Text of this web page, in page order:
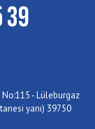
39
- Lüleburgaz
yanı) 39750